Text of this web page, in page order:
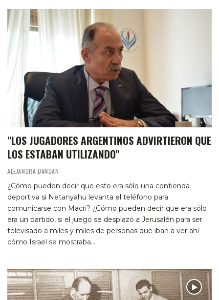
"LOS JUGADORES ARGENTINOS ADVIRTIERON QUE
LOS ESTABAN UTILIZANDO"
ALEJANDRA DANDAN
¿Cómo pueden decir que esto era sólo una contienda
deportiva si Netanyahu levanta el teléfono para
comunicarse con Macri? ¿Cómo pueden decir que era sólo
era un partido, si el juego se desplazó a Jerusalén para ser
televisado a miles y miles de personas que iban a ver ahí
cómo Israel se mostraba…